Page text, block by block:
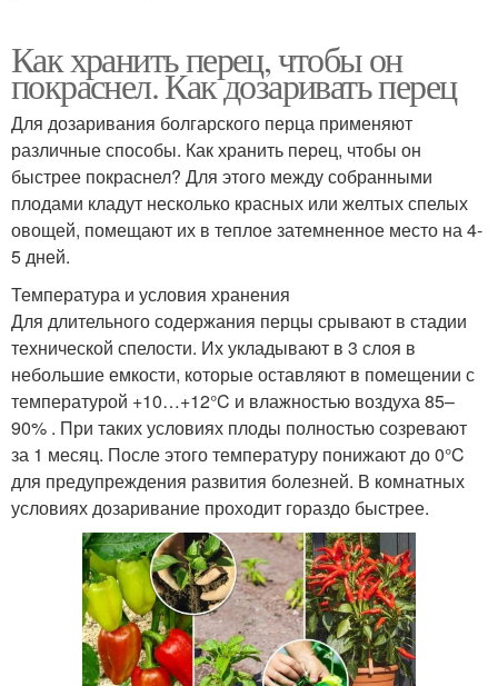
Как хранить перец, чтобы он
покраснел. Как дозаривать перец
Для дозаривания болгарского перца применяют
различные способы. Как хранить перец, чтобы он
быстрее покраснел? Для этого между собранными
плодами кладут несколько красных или желтых спелых
овощей, помещают их в теплое затемненное место на 4-
5 дней.
Температура и условия хранения
Для длительного содержания перцы срывают в стадии
технической спелости. Их укладывают в 3 слоя в
небольшие емкости, которые оставляют в помещении с
температурой +10…+12°C и влажностью воздуха 85–
90% . При таких условиях плоды полностью созревают
за 1 месяц. После этого температуру понижают до 0°C
для предупреждения развития болезней. В комнатных
условиях дозаривание проходит гораздо быстрее.